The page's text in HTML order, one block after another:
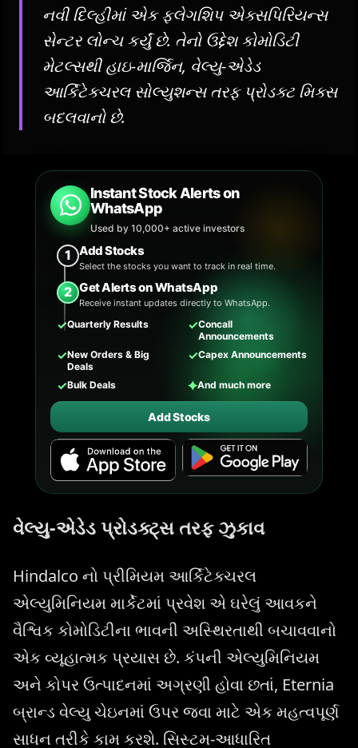
નવી દિલ્હીમાં એક ફ્લેગશિપ એક્સપિરિયન્સ
સેન્ટર લોન્ચ કર્યું છે. તેનો ઉદ્દેશ કોમોડિટી
મેટલ્સથી હાઇ-માર્જિન, વેલ્યુ-એડેડ
આર્કિટેક્ચરલ સોલ્યુશન્સ તરફ પ્રોડક્ટ મિક્સ
બદલવાનો છે.
Instant Stock Alerts on
WhatsApp
Used by 10,000+ active investors
1 Add Stocks
Select the stocks you want to track in real time.
2 Get Alerts on WhatsApp
Receive instant updates directly to WhatsApp.
✓Quarterly Results ✓Concall
Announcements
✓New Orders & Big
Deals
✓Capex Announcements
✓Bulk Deals ✦And much more
Add Stocks
વેલ્યુ-એડેડ પ્રોડક્ટ્સ તરફ ઝુકાવ
Hindalco નો પ્રીમિયમ આર્કિટેક્ચરલ
એલ્યુમિનિયમ માર્કેટમાં પ્રવેશ એ ઘરેલું આવકને
વૈશ્વિક કોમોડિટીના ભાવની અસ્થિરતાથી બચાવવાનો
એક વ્યૂહાત્મક પ્રયાસ છે. કંપની એલ્યુમિનિયમ
અને કોપર ઉત્પાદનમાં અગ્રણી હોવા છતાં, Eternia
બ્રાન્ડ વેલ્યુ ચેઇનમાં ઉપર જવા માટે એક મહત્વપૂર્ણ
સાધન તરીકે કામ કરશે. સિસ્ટમ-આધારિત